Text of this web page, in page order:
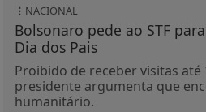
NACIONAL
Bolsonaro pede ao STF
Dia dos Pais
Proibido de receber visitas até
presidente argumenta que
humanitário.